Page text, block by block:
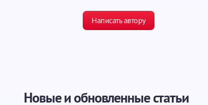
Написать автору
Ваше имя *
Новые и обновленные статьи